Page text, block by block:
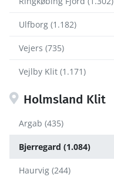
Ulfborg (1.182)
Vejers (735)
Vejlby Klit (1.171)
Holmsland Klit
Argab (435)
Bjerregard (1.084)
Haurvig (244)